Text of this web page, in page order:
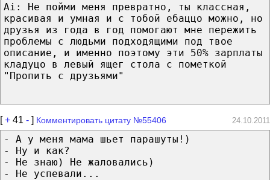
Ai: Не пойми меня превратно, ты классная,
красивая и умная и с тобой ебаццо можно, но
друзья из года в год помогают мне пережить
проблемы с людьми подходящими под твое
описание, и именно поэтому эти 50% зарплаты
кладуцо в левый ящег стола с пометкой
"Пропить с друзьями"
[+ 41 - ] Комментировать цитату №55406 24.10.2011
- А у меня мама шьет парашуты!)
- Ну и как?
- Не знаю) Не жаловались)
- Не успевали...